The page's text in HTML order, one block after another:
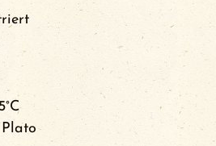
Plato